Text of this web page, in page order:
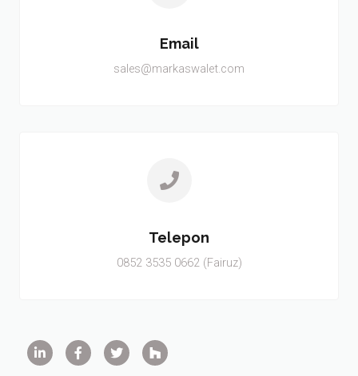
Email
sales@markaswalet.com
Telepon
0852 3535 0662 (Fairuz)